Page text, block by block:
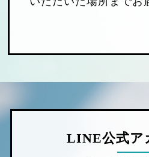
LINE公式ア